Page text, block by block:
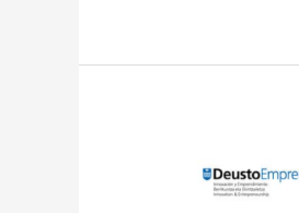
Evento
TedXUDeusto